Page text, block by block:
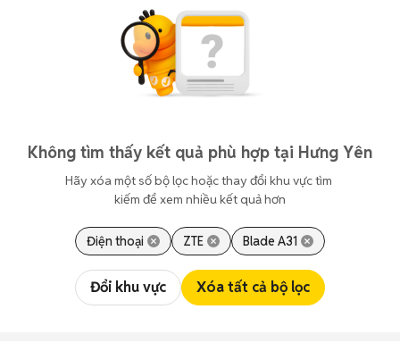
Không tìm thấy kết quả phù hợp tại Hưng Yên
Hãy xóa một số bộ lọc hoặc thay đổi khu vực tìm
kiếm để xem nhiều kết quả hơn
Điện thoại ZTE Blade A31
Đổi khu vực Xóa tất cả bộ lọc